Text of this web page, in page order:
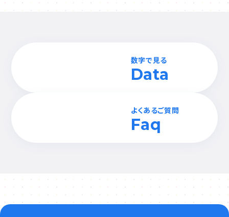
数字で見る
Data
よくあるご質問
Faq